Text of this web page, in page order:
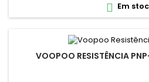
 Em
VOOPOO RESISTÊNCIA